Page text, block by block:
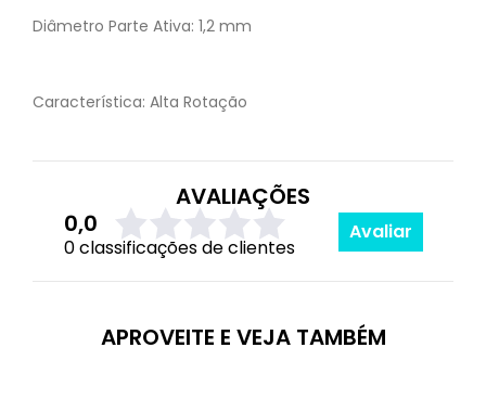
Diâmetro Parte Ativa: 1,2 mm
Característica: Alta Rotação
AVALIAÇÕES
0,0
0 classificações de clientes
Avaliar
APROVEITE E VEJA TAMBÉM